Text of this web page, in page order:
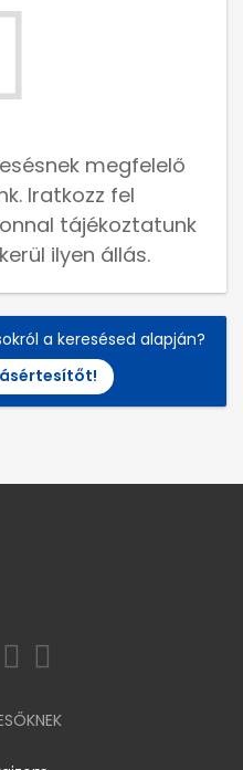
megfelelő
Iratkozz fel
tájékoztatunk
ilyen állás.
a keresésed alapján?